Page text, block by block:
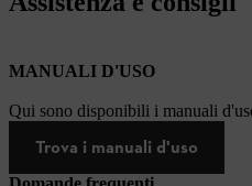
MANUALI D'USO
Qui sono disponibili i manuali
Trova i manuali d'uso